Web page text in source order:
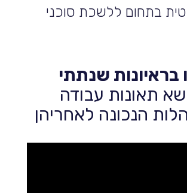
בתחום ללשכת סוכני
בראיונות שנתתי
תאונות עבודה
הנכונה לאחריהן